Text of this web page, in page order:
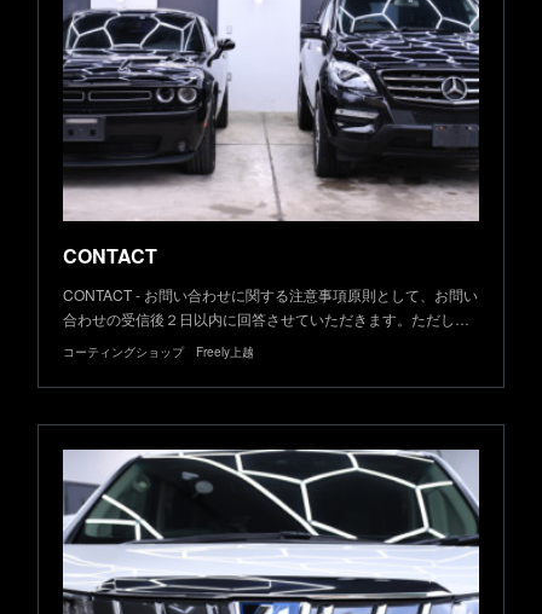
CONTACT
CONTACT - お問い合わせに関する注意事項原則として、お問い
合わせの受信後２日以内に回答させていただきます。ただし…
コーティングショップ Freely上越